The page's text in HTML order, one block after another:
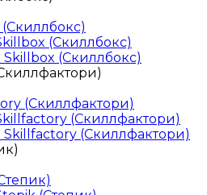
(Скиллбокс)
(Скиллбокс)
(Скиллфактори)
(Скиллфактори)
(Скиллфактори)